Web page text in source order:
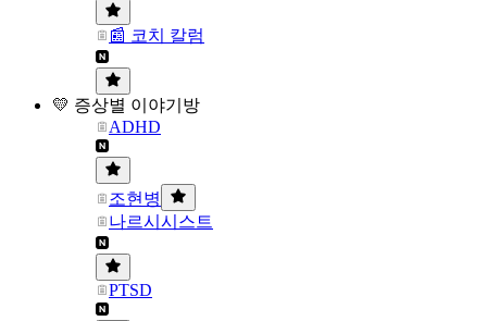
📰 코치 칼럼
💛 증상별 이야기방
ADHD
조현병
나르시시스트
PTSD